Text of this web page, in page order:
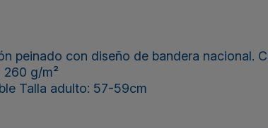
peinado con diseño de bandera nacional.
g/m²
Talla adulto: 57-59cm